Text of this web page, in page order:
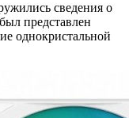
сведения о
представлен
однокристальной